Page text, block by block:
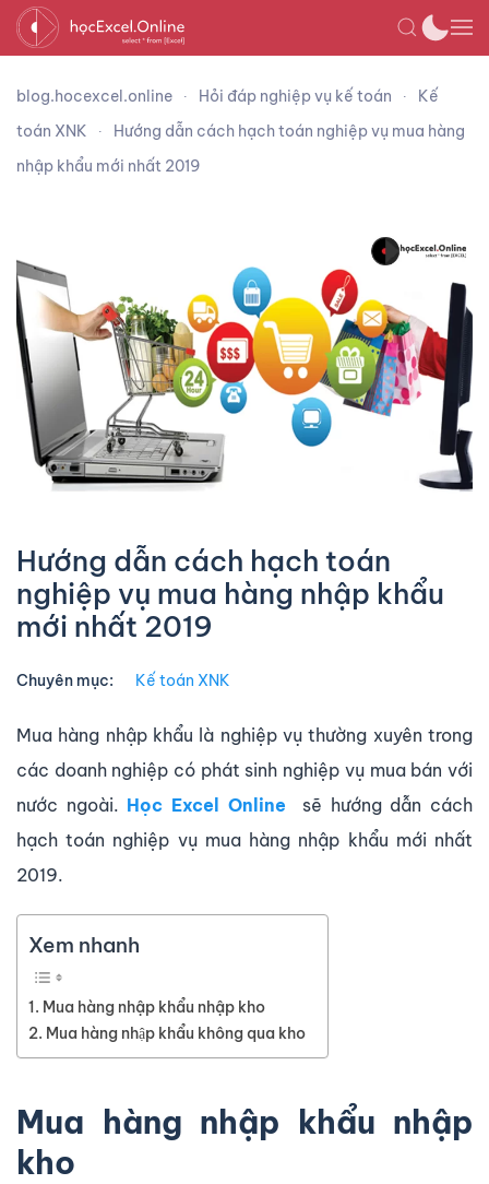
blog.hocexcel.online Hỏi đáp nghiệp vụ kế toán
Kế
toán XNK
Hướng dẫn cách hạch toán nghiệp vụ mua hàng
nhập khẩu mới nhất 2019
Hướng dẫn cách hạch toán
nghiệp vụ mua hàng nhập khẩu
mới nhất 2019
Chuyên mục: Kế toán XNK
Mua hàng nhập khẩu là nghiệp vụ thường xuyên trong
các doanh nghiệp có phát sinh nghiệp vụ mua bán với
nước ngoài. Học Excel Online
sẽ hướng dẫn cách
hạch toán nghiệp vụ mua hàng nhập khẩu mới nhất
2019.
Xem nhanh
Mua hàng nhập khẩu nhập kho
Mua hàng nhập khẩu không qua kho
Mua hàng nhập khẩu nhập
kho